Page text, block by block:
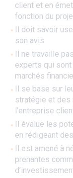
client et en
fonction du
Il doit savoir
son avis
Il ne travaille
experts qui
marchés
Il se base sur
stratégie et des
l’entreprise
Il évalue les
en rédigeant
Il est amené à
prenantes